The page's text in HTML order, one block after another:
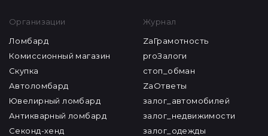
Организации
Ломбард
Комиссионный магазин
Скупка
Автоломбард
Ювелирный ломбард
Антикварный ломбард
Секонд-хенд
Журнал
ZaГрамотность
proЗалоги
стоп_обман
ZaОтветы
залог_автомобилей
залог_недвижимости
залог_одежды